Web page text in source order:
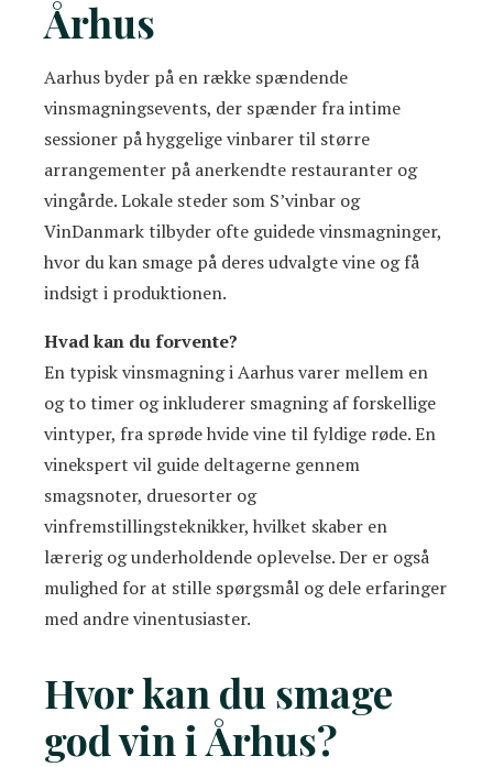
Århus
Aarhus byder på en række spændende
vinsmagningsevents, der spænder fra intime
sessioner på hyggelige vinbarer til større
arrangementer på anerkendte restauranter og
vingårde. Lokale steder som S’vinbar og
VinDanmark tilbyder ofte guidede vinsmagninger,
hvor du kan smage på deres udvalgte vine og få
indsigt i produktionen.
Hvad kan du forvente?
En typisk vinsmagning i Aarhus varer mellem en
og to timer og inkluderer smagning af forskellige
vintyper, fra sprøde hvide vine til fyldige røde. En
vinekspert vil guide deltagerne gennem
smagsnoter, druesorter og
vinfremstillingsteknikker, hvilket skaber en
lærerig og underholdende oplevelse. Der er også
mulighed for at stille spørgsmål og dele erfaringer
med andre vinentusiaster.
Hvor kan du smage
god vin i Århus?